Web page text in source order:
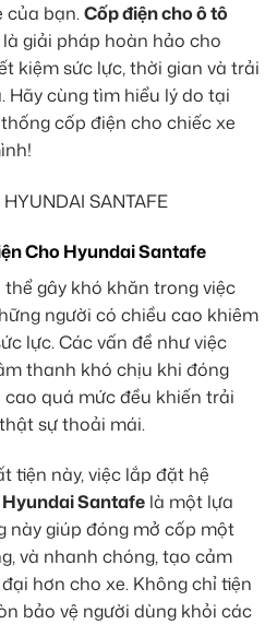
của bạn.Cốp điện cho ô tô
giải pháp hoàn hảo cho
kiệm sức lực, thời gian và trải
Hãy cùng tìm hiểu lý do tại
cốp điện cho chiếc xe
Cho Hyundai Santafe
gây khó khăn trong việc
người có chiều cao khiêm
lực. Các vấn đề như việc
thanh khó chịu khi đóng
quá mức đều khiến trải
sự thoải mái.
tiện này, việc lắp đặt hệ
Santafe là một lựa
này giúp đóng mở cốp một
và nhanh chóng, tạo cảm
hơn cho xe. Không chỉ tiện
bảo vệ người dùng khỏi các